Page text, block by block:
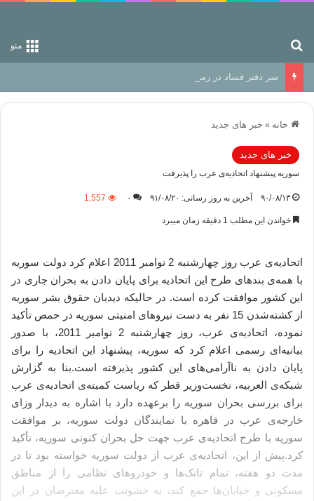
منو
سر دفتر فساد در زمین‌، دوری وکناره‌گیری از راه خداست‌!
خانه » خبر های جدید
خبر های جدید
سوریه پیشنهاد اتحادیه‌ی عرب را پذیرفت
۹۰/۰۸/۱۳ آخرین به روز رسانی: ۹۱/۰۸/۲۰ ۰ 1,557
خواندن این مطلب 1 دقیقه زمان میبرد
اتحاديه‌ی عرب روز چهارشنبه 2 نوامبر 2011 اعلام كرد دولت سوریه
با همه‌ی بندهای طرح این اتحادیه برای پایان دادن به بحران جاری در
این کشور موافقت کرده است. در حالیکه‌ دیدبان حقوق بشر سوریه‌
از کشته‌شدن 15 نفر به‌ دست نیروهای امنیتی سوریه در حمص تأکید
نموده‌‌،‌ اتحادیه‌ی عرب، روز چهارشنبه 2 نوامبر 2011، با صدور
بیانیه‌ای رسمی اعلام کرد که سوریه، پیشنهاد این اتحادیه را برای
پایان دادن به ناآرامی‌های این کشور پذیرفته است.بنا به‌ گزارش
شبکه‌ی العربیه‌، نخست‌وزیر قطر که ریاست کمیته‌ی اتحادیه‌ی عرب
برای بررسی بحران سوریه را برعهده دارد با اشاره به دیدار وزای
خارجه‌ی عرب در قاهره با نمایندگان دولت سوریه، بر موافقت
سوریه‌ با طرح اتحادیه‌ی عرب جهت حل بحران کنونی سوریه‌، تأکید
کرد.پیش از این، اتحادیه‌ی عرب از دولت سوریه خواسته بود تا در
مدت دو هفته، تمام تانک‌ها و خودروهای نظامی را از مناطق
مسکونی و خیابان‌ها جمع کند، به خشونت علیه معترضان در این